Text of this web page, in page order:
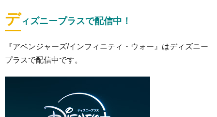
ディズニープラスで配信中！
『アベンジャーズ/インフィニティ・ウォー』はディズニー
プラスで配信中です。